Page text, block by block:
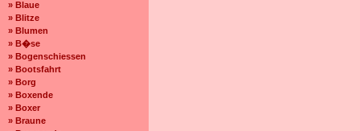
» Blaue
» Blitze
» Blumen
» B�se
» Bogenschiessen
» Bootsfahrt
» Borg
» Boxende
» Boxer
» Braune